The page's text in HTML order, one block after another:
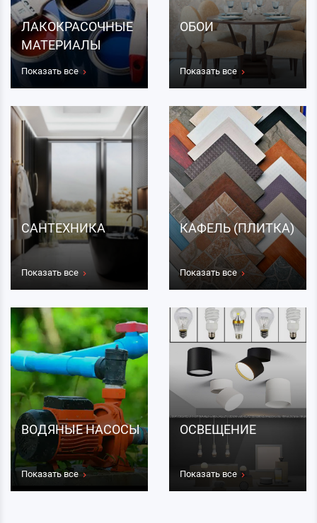
ЛАКОКРАСОЧНЫЕ
МАТЕРИАЛЫ
Показать все
ОБОИ
Показать все
САНТЕХНИКА
Показать все
КАФЕЛЬ (ПЛИТКА)
Показать все
ВОДЯНЫЕ НАСОСЫ
Показать все
ОСВЕЩЕНИЕ
Показать все